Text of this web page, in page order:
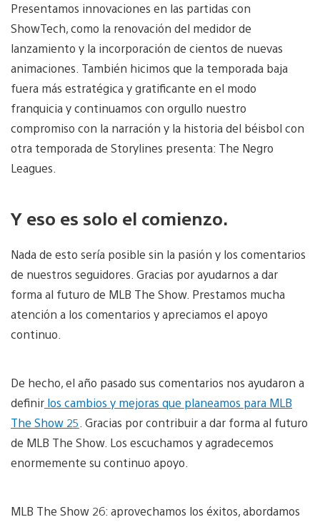
Presentamos innovaciones en las partidas con
ShowTech, como la renovación del medidor de
lanzamiento y la incorporación de cientos de nuevas
animaciones. También hicimos que la temporada baja
fuera más estratégica y gratificante en el modo
franquicia y continuamos con orgullo nuestro
compromiso con la narración y la historia del béisbol con
otra temporada de Storylines presenta: The Negro
Leagues.
Y eso es solo el comienzo.
Nada de esto sería posible sin la pasión y los comentarios
de nuestros seguidores. Gracias por ayudarnos a dar
forma al futuro de MLB The Show. Prestamos mucha
atención a los comentarios y apreciamos el apoyo
continuo.
De hecho, el año pasado sus comentarios nos ayudaron a
definir los cambios y mejoras que planeamos para MLB
The Show 25 . Gracias por contribuir a dar forma al futuro
de MLB The Show. Los escuchamos y agradecemos
enormemente su continuo apoyo.
MLB The Show 26: aprovechamos los éxitos, abordamos